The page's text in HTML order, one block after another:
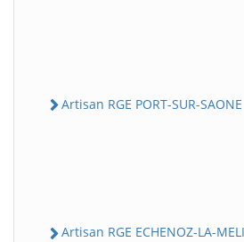
Artisan RGE PORT-SUR-SAONE
Artisan RGE ECHENOZ-LA-